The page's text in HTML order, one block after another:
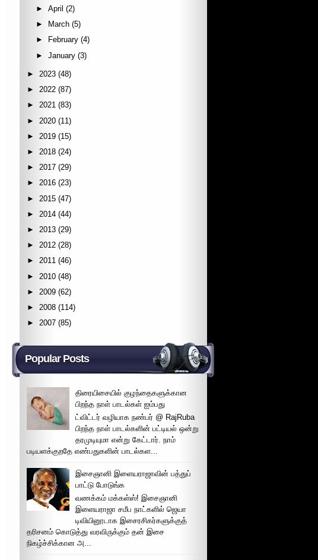
►April (2)
►
March (5)
►
February (4)
►January (3)
► 2023 (48)
► 2022 (87)
► 2021 (83)
► 2020 (11)
► 2019 (15)
► 2018 (24)
► 2017 (29)
► 2016 (23)
► 2015 (47)
► 2014 (44)
► 2013 (29)
► 2012 (28)
► 2011 (46)
► 2010 (48)
► 2009 (62)
► 2008 (114)
► 2007 (85)
Popular Posts
திரையிசையில் குழந்தைகளுக்கான
பிறந்த நாள் பாடல்கள் ஐம்பது
ட்விட்டர் வழியாக நண்பர் @ RajRuba
பிறந்த நாள் பாடல்களின் பட்டியல் ஒன்று
தரமுடியுமா என்று கேட்டார். நாம்
படியளக்குறதே எண்பதுகளின் பாடல்கள...
இசைஞானி இளையராஜாவின் பத்துப்
பாட்டு போடுங்க
வணக்கம் மக்கள்ஸ்! இசைஞானி
இளையராஜா சமீப நாட்களில் ஜெயா
டிவியினூடாக இசைரசிகர்களுக்குத்
தரிசனம் கொடுத்து வரவிருக்கும் தன் இசை
நிகழ்ச்சிக்கான அ...